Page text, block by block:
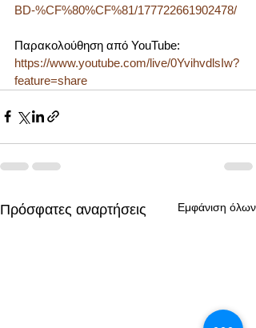
BD-%CF%80%CF%81/177722661902478/
Παρακολούθηση από YouTube:
https://www.youtube.com/live/0YvihvdlsIw?
feature=share
Πρόσφατες αναρτήσεις Εμφάνιση όλων